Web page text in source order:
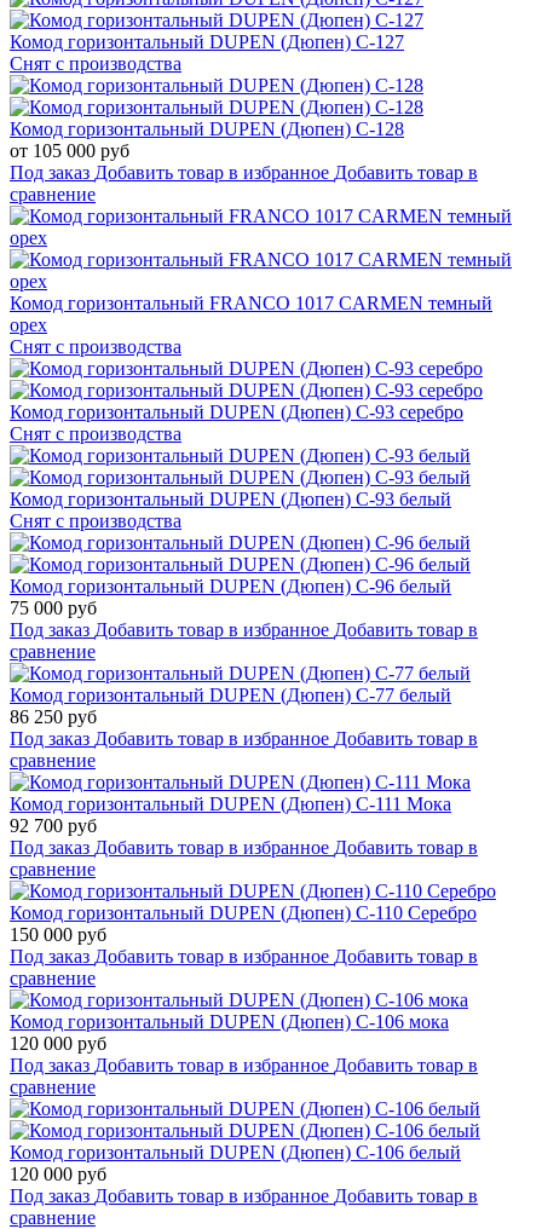
Комод горизонтальный DUPEN (Дюпен) С-127
Снят с производства
Комод горизонтальный DUPEN (Дюпен) С-128
от 105 000 руб
Под заказ Добавить товар в избранное Добавить товар в
сравнение
Комод горизонтальный FRANCO 1017 CARMEN темный
орех
Снят с производства
Комод горизонтальный DUPEN (Дюпен) С-93 серебро
Снят с производства
Комод горизонтальный DUPEN (Дюпен) С-93 белый
Снят с производства
Комод горизонтальный DUPEN (Дюпен) С-96 белый
75 000 руб
Под заказ Добавить товар в избранное Добавить товар в
сравнение
Комод горизонтальный DUPEN (Дюпен) С-77 белый
86 250 руб
Под заказ Добавить товар в избранное Добавить товар в
сравнение
Комод горизонтальный DUPEN (Дюпен) С-111 Мока
92 700 руб
Под заказ Добавить товар в избранное Добавить товар в
сравнение
Комод горизонтальный DUPEN (Дюпен) С-110 Серебро
150 000 руб
Под заказ Добавить товар в избранное Добавить товар в
сравнение
Комод горизонтальный DUPEN (Дюпен) С-106 мока
120 000 руб
Под заказ Добавить товар в избранное Добавить товар в
сравнение
Комод горизонтальный DUPEN (Дюпен) С-106 белый
120 000 руб
Под заказ Добавить товар в избранное Добавить товар в
сравнение